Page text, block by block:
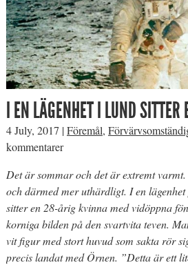
I EN LÄGENHET I LUND
4 July, 2017 |Föremål,
kommentarer
Det är sommar och det är extremt
och därmed mer uthärdligt. I en
sitter en 28-årig kvinna med vidöppna
korniga bilden på den svartvita teven.
vit figur med stort huvud som sakta rör
precis landat med Örnen. ”Detta är ett